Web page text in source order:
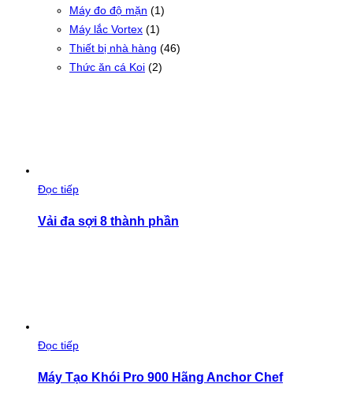
Máy đo độ mặn (1)
Máy lắc Vortex (1)
Thiết bị nhà hàng (46)
Thức ăn cá Koi (2)
Đọc tiếp
Vải đa sợi 8 thành phần
Đọc tiếp
Máy Tạo Khói Pro 900 Hãng Anchor Chef